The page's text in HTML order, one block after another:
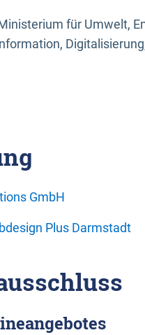
für Umwelt,
GmbH
Plus Darmstadt